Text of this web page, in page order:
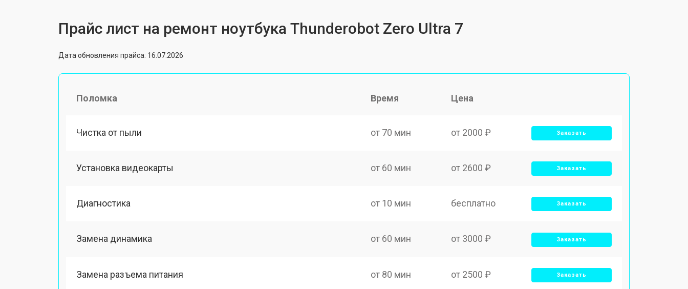
Прайс лист на ремонт ноутбука Thunderobot Zero Ultra 7
Дата обновления прайса: 16.07.2026
Поломка Время Цена
Чистка от пыли от 70 мин от 2000 ₽ Заказать
Установка видеокарты от 60 мин от 2600 ₽ Заказать
Диагностика от 10 мин бесплатно Заказать
Замена динамика от 60 мин от 3000 ₽ Заказать
Замена разъема питания от 80 мин от 2500 ₽ Заказать